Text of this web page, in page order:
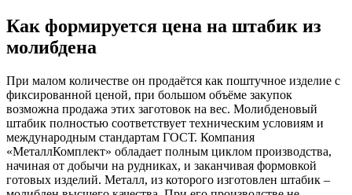
Как формируется цена на штабик из
молибдена
При малом количестве он продаётся как поштучное изделие с
фиксированной ценой, при большом объёме закупок
возможна продажа этих заготовок на вес. Молибденовый
штабик полностью соответствует техническим условиям и
международным стандартам ГОСТ. Компания
«МеталлКомплект» обладает полным циклом производства,
начиная от добычи на рудниках, и заканчивая формовкой
готовых изделий. Металл, из которого изготовлен штабик –